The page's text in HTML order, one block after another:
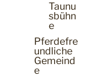
Taunu
sbühn
e
Pferdefre
undliche
Gemeind
e